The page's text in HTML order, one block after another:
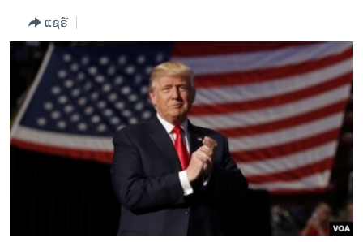
ອິດສະຫຼະພາບດ້ານການຂ່າວ
ຊີວິດຊາວລາວ
ຊຸມຊົນຊາວລາວ
ວິທະຍາສາດ-ເທັກໂນໂລຈີ
ແຊຣ໌